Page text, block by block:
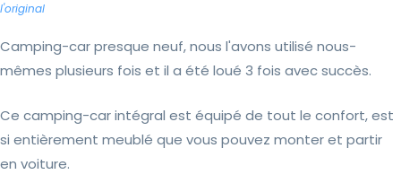
l'original
Camping-car presque neuf, nous l'avons utilisé nous-
mêmes plusieurs fois et il a été loué 3 fois avec succès.
Ce camping-car intégral est équipé de tout le confort, est
si entièrement meublé que vous pouvez monter et partir
en voiture.